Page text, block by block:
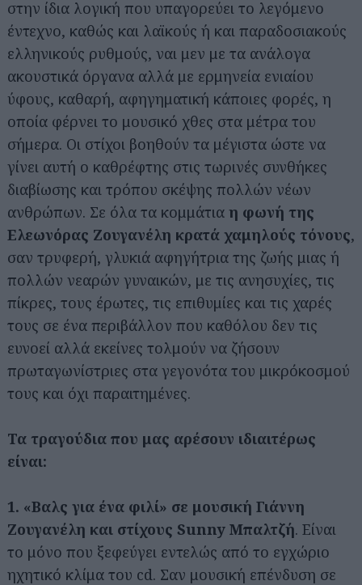
στην ίδια λογική που υπαγορεύει το λεγόμενο
έντεχνο, καθώς και λαϊκούς ή και παραδοσιακούς
ελληνικούς ρυθμούς, ναι μεν με τα ανάλογα
ακουστικά όργανα αλλά με ερμηνεία ενιαίου
ύφους, καθαρή, αφηγηματική κάποιες φορές, η
οποία φέρνει το μουσικό χθες στα μέτρα του
σήμερα. Οι στίχοι βοηθούν τα μέγιστα ώστε να
γίνει αυτή ο καθρέφτης στις τωρινές συνθήκες
διαβίωσης και τρόπου σκέψης πολλών νέων
ανθρώπων. Σε όλα τα κομμάτια η φωνή της
Ελεωνόρας Ζουγανέλη κρατά χαμηλούς τόνους,
σαν τρυφερή, γλυκιά αφηγήτρια της ζωής μιας ή
πολλών νεαρών γυναικών, με τις ανησυχίες, τις
πίκρες, τους έρωτες, τις επιθυμίες και τις χαρές
τους σε ένα περιβάλλον που καθόλου δεν τις
ευνοεί αλλά εκείνες τολμούν να ζήσουν
πρωταγωνίστριες στα γεγονότα του μικρόκοσμού
τους και όχι παραιτημένες.
Τα τραγούδια που μας αρέσουν ιδιαιτέρως
είναι:
1. «Βαλς για ένα φιλί» σε μουσική Γιάννη
Ζουγανέλη και στίχους Sunny Μπαλτζή. Είναι
το μόνο που ξεφεύγει εντελώς από το εγχώριο
ηχητικό κλίμα του cd. Σαν μουσική επένδυση σε